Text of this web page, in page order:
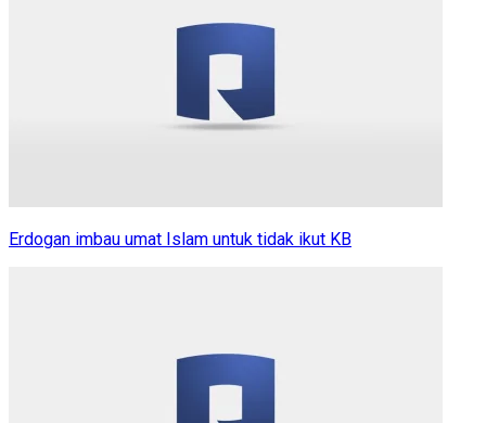
Erdogan imbau umat Islam untuk tidak ikut KB